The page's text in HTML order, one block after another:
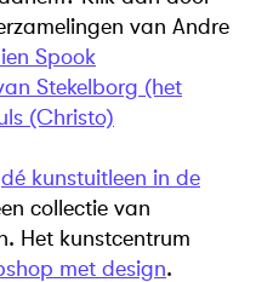
van Andre
Spook
Stekelborg (het
(Christo)
dé kunstuitleen in de
collectie van
Het kunstcentrum
met design.